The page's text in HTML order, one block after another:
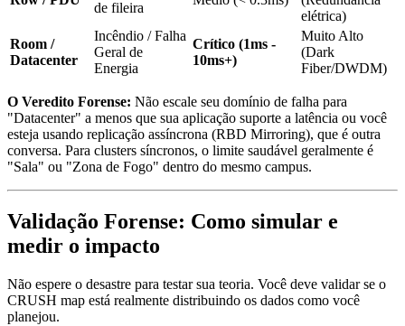
de fileira
elétrica)
Room /
Datacenter
Incêndio / Falha
Geral de
Energia
Crítico (1ms -
10ms+)
Muito Alto
(Dark
Fiber/DWDM)
O Veredito Forense: Não escale seu domínio de falha para
"Datacenter" a menos que sua aplicação suporte a latência ou você
esteja usando replicação assíncrona (RBD Mirroring), que é outra
conversa. Para clusters síncronos, o limite saudável geralmente é
"Sala" ou "Zona de Fogo" dentro do mesmo campus.
Validação Forense: Como simular e
medir o impacto
Não espere o desastre para testar sua teoria. Você deve validar se o
CRUSH map está realmente distribuindo os dados como você
planejou.